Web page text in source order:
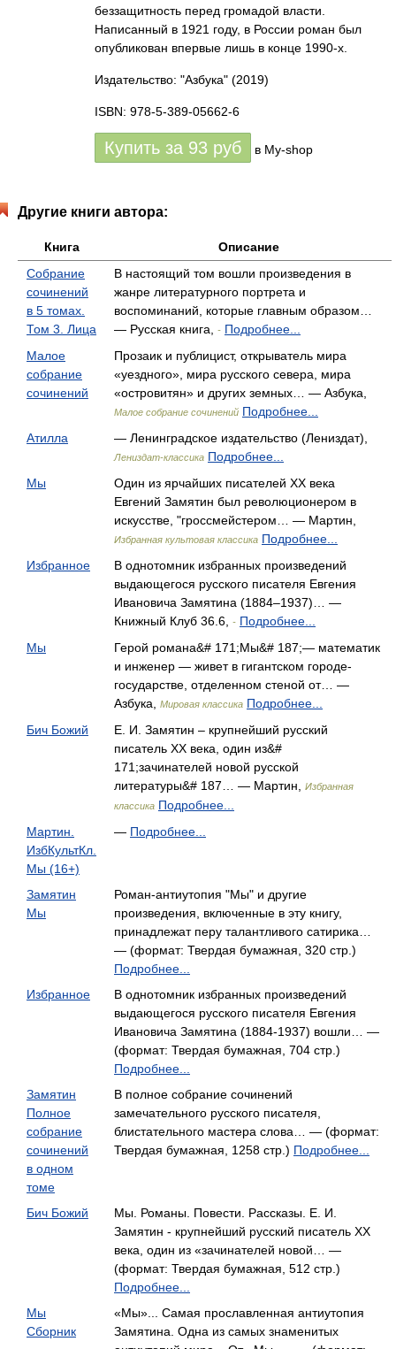
беззащитность перед громадой власти.
Написанный в 1921 году, в России роман был
опубликован впервые лишь в конце 1990-х.
Издательство: "Азбука" (2019)
ISBN: 978-5-389-05662-6
Купить за 93 руб в My-shop
Другие книги автора:
Книга
Описание
Собрание
сочинений
в 5 томах.
Том 3. Лица
В настоящий том вошли произведения в
жанре литературного портрета и
воспоминаний, которые главным образом…
— Русская книга,
- Подробнее...
Малое
собрание
сочинений
Прозаик и публицист, открыватель мира
«уездного», мира русского севера, мира
«островитян» и других земных… — Азбука,
Малое собрание сочинений Подробнее...
Атилла
— Ленинградское издательство (Лениздат),
Лениздат-классика Подробнее...
Мы
Один из ярчайших писателей XX века
Евгений Замятин был революционером в
искусстве, "гроссмейстером… — Мартин,
Избранная культовая классика Подробнее...
Избранное
В однотомник избранных произведений
выдающегося русского писателя Евгения
Ивановича Замятина (1884–1937)… —
Книжный Клуб 36.6,
- Подробнее...
Мы
Герой романа&# 171;Мы&# 187;— математик
и инженер — живет в гигантском городе-
государстве, отделенном стеной от… —
Азбука,
Мировая классика Подробнее...
Бич Божий
Е. И. Замятин – крупнейший русский
писатель ХХ века, один из&#
171;зачинателей новой русской
литературы&# 187… — Мартин,
Избранная
классика Подробнее...
Мартин.
ИзбКультКл.
Мы (16+)
— Подробнее...
Замятин
Мы
Роман-антиутопия "Мы" и другие
произведения, включенные в эту книгу,
принадлежат перу талантливого сатирика…
— (формат: Твердая бумажная, 320 стр.)
Подробнее...
Избранное
В однотомник избранных произведений
выдающегося русского писателя Евгения
Ивановича Замятина (1884-1937) вошли… —
(формат: Твердая бумажная, 704 стр.)
Подробнее...
Замятин
Полное
собрание
сочинений
в одном
томе
В полное собрание сочинений
замечательного русского писателя,
блистательного мастера слова… — (формат:
Твердая бумажная, 1258 стр.) Подробнее...
Бич Божий
Мы. Романы. Повести. Рассказы. Е. И.
Замятин - крупнейший русский писатель XX
века, один из «зачинателей новой… —
(формат: Твердая бумажная, 512 стр.)
Подробнее...
Мы
Сборник
«Мы»... Самая прославленная антиутопия
Замятина. Одна из самых знаменитых